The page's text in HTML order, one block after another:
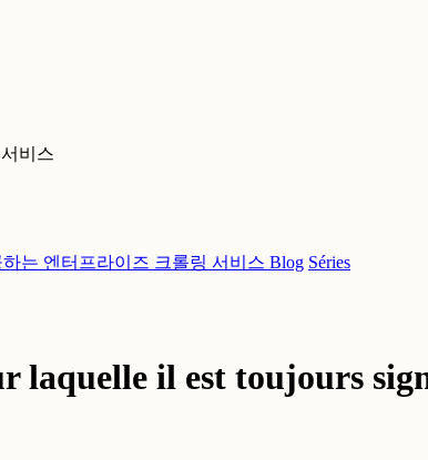
비스
는 엔터프라이즈 크롤링 서비스 Blog Séries
laquelle il est toujours